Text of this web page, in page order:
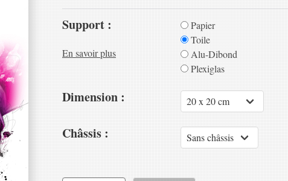
Support :
En savoir plus
Papier
Toile
Alu-Dibond
Plexiglas
Dimension :
Châssis :